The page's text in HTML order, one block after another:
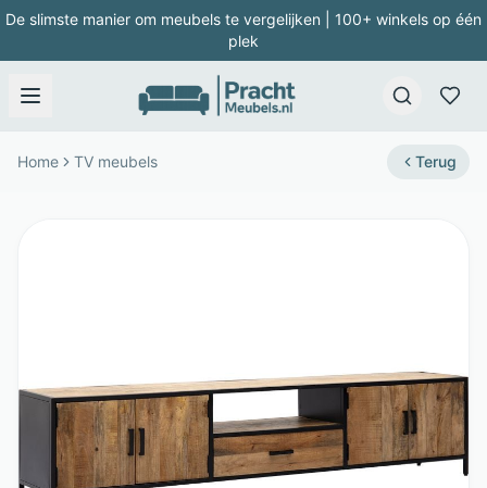
De slimste manier om meubels te vergelijken | 100+ winkels op één
plek
Home TV meubels Terug